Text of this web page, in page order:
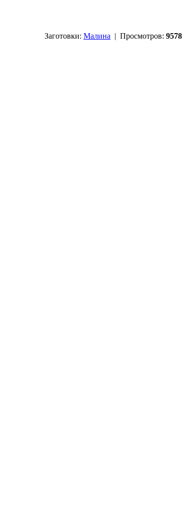
Заготовки: Малина | Просмотров: 9578